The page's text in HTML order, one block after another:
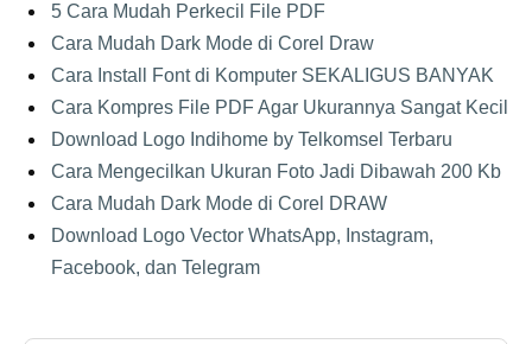
5 Cara Mudah Perkecil File PDF
Cara Mudah Dark Mode di Corel Draw
Cara Install Font di Komputer SEKALIGUS BANYAK
Cara Kompres File PDF Agar Ukurannya Sangat Kecil
Download Logo Indihome by Telkomsel Terbaru
Cara Mengecilkan Ukuran Foto Jadi Dibawah 200 Kb
Cara Mudah Dark Mode di Corel DRAW
Download Logo Vector WhatsApp, Instagram,
Facebook, dan Telegram